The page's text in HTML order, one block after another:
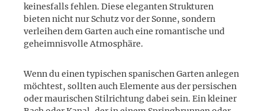
keinesfalls fehlen. Diese eleganten Strukturen
bieten nicht nur Schutz vor der Sonne, sondern
verleihen dem Garten auch eine romantische und
geheimnisvolle Atmosphäre.
Wenn du einen typischen spanischen Garten anlegen
möchtest, sollten auch Elemente aus der persischen
oder maurischen Stilrichtung dabei sein. Ein kleiner